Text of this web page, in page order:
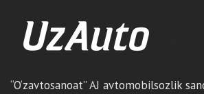
“O‘zavtosanoat” AJ avtomobilsozlik